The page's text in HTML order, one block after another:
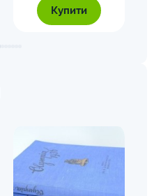
Купити